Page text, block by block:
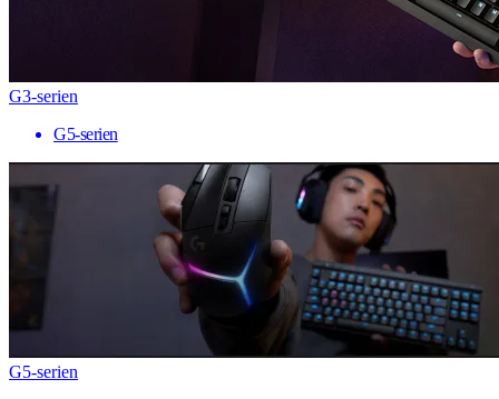
G3-serien
G5-serien
G5-serien